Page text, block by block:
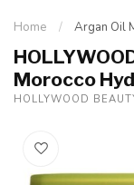
Home / Argan Oil
Morocco
HOLLYWOOD